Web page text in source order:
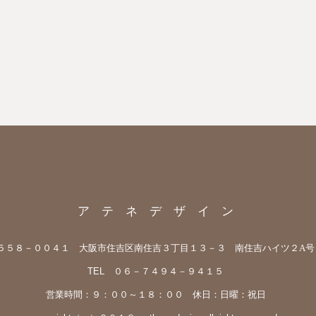
ア テ ネ デ ザ イ ン
５８－００４１ 大阪市住吉区南住吉３丁目１３－３ 南住吉ハイツ２A
TEL ０６－７４９４－９４１５
営業時間：９：００～１８：００ 休日：日曜：祝日